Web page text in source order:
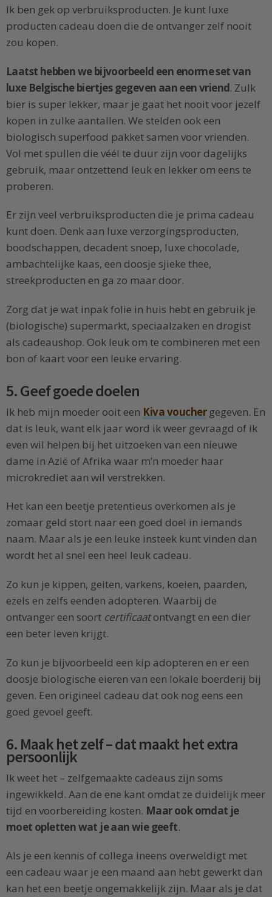
Ik ben gek op verbruiksproducten. Je kunt luxe
producten cadeau doen die de ontvanger zelf nooit
zou kopen.
Laatst hebben we bijvoorbeeld een enorme set van
luxe Belgische biertjes gegeven aan een vriend. Zulk
bier is super lekker, maar je gaat het nooit voor jezelf
kopen in zulke aantallen. We stelden ook een
biologisch superfood pakket samen voor vrienden.
Vol met spullen die véél te duur zijn voor dagelijks
gebruik, maar ontzettend leuk en lekker om eens te
proberen.
Er zijn veel verbruiksproducten die je prima cadeau
kunt doen. Denk aan luxe verzorgingsproducten,
boodschappen, decadent snoep, luxe chocolade,
ambachtelijke kaas, een doosje sjieke thee,
streekproducten en ga zo maar door.
Zorg dat je wat inpak folie in huis hebt en gebruik je
(biologische) supermarkt, speciaalzaken en drogist
als cadeaushop. Ook leuk om te combineren met een
bon of kaart voor een leuke ervaring.
5. Geef goede doelen
Ik heb mijn moeder ooit een Kiva vouchergegeven. En
dat is leuk, want elk jaar word ik weer gevraagd of ik
even wil helpen bij het uitzoeken van een nieuwe
dame in Azië of Afrika waar m’n moeder haar
microkrediet aan wil verstrekken.
Het kan een beetje pretentieus overkomen als je
zomaar geld stort naar een goed doel in iemands
naam. Maar als je een leuke insteek kunt vinden dan
wordt het al snel een heel leuk cadeau.
Zo kun je kippen, geiten, varkens, koeien, paarden,
ezels en zelfs eenden adopteren. Waarbij de
ontvanger een soort certificaatontvangt en een dier
een beter leven krijgt.
Zo kun je bijvoorbeeld een kip adopteren en er een
doosje biologische eieren van een lokale boerderij bij
geven. Een origineel cadeau dat ook nog eens een
goed gevoel geeft.
6. Maak het zelf – dat maakt het extra
persoonlijk
Ik weet het – zelfgemaakte cadeaus zijn soms
ingewikkeld. Aan de ene kant omdat ze duidelijk meer
tijd en voorbereiding kosten. Maar ook omdat je
moet opletten wat je aan wie geeft.
Als je een kennis of collega ineens overweldigt met
een cadeau waar je een maand aan hebt gewerkt dan
kan het een beetje ongemakkelijk zijn. Maar als je dat